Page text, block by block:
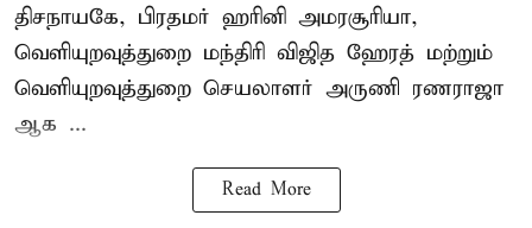
திசநாயகே, பிரதமர் ஹரினி அமரசூரியா,
வெளியுறவுத்துறை மந்திரி விஜித ஹேரத் மற்றும்
வெளியுறவுத்துறை செயலாளர் அருணி ரணராஜா
ஆக ...
Read More